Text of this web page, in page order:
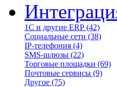
1С и другие ERP (42)
Социальные сети (38)
IP-телефония (4)
SMS-шлюзы (22)
Торговые площадки (69)
Почтовые сервисы (9)
Другое (75)